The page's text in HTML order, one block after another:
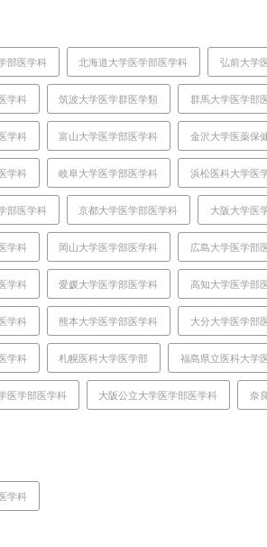
部医学科 北海道大学医学部医学科 弘前大学
学科 筑波大学医学群医学類 群馬大学医学部
学科 富山大学医学部医学科 金沢大学医薬保
学科 岐阜大学医学部医学科 浜松医科大学医
部医学科 京都大学医学部医学科 大阪大学医
学科 岡山大学医学部医学科 広島大学医学部
学科 愛媛大学医学部医学科 高知大学医学部
学科 熊本大学医学部医学科 大分大学医学部
学科 札幌医科大学医学部 福島県立医科大学
医学部医学科 大阪公立大学医学部医学科 奈
学科